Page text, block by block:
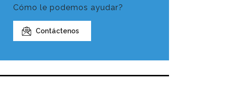
Cómo le podemos ayudar?
Contáctenos